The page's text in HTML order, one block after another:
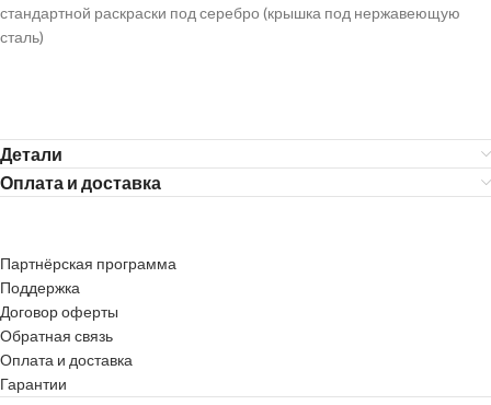
стандартной раскраски под серебро (крышка под нержавеющую
сталь)
Детали
Оплата и доставка
Партнёрская программа
Поддержка
Договор оферты
Обратная связь
Оплата и доставка
Гарантии